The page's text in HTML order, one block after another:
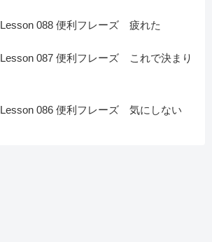
088 便利フレーズ 疲れた
087 便利フレーズ これで決まり
086 便利フレーズ 気にしない